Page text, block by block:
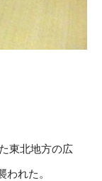
東北地方の広
れた。